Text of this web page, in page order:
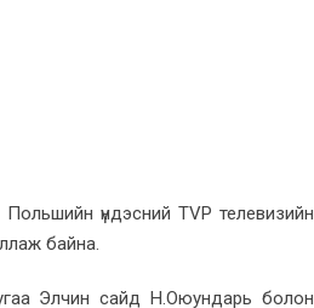
үндэсний TVP телевизийн
байна.
Элчин сайд Н.Оюундарь болон